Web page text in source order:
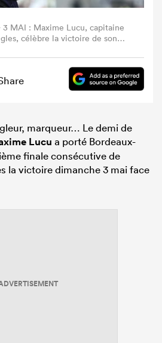
3 MAI : Maxime Lucu, capitaine
célèbre la victoire de son
Bègles au Bath Rugby au
Métropole, le 3 mai 2026 à
de David Rogers/Getty
marqueur… Le demi de
Lucu a porté Bordeaux-
finale consécutive de
la victoire dimanche 3 mai face